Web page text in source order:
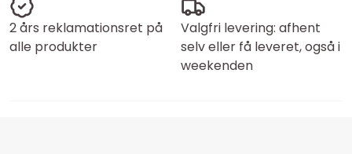
2 års reklamationsret på
alle produkter
Valgfri levering: afhent
selv eller få leveret, også i
weekenden